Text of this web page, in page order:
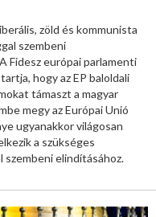
zöld és kommunista
szembeni
Fidesz európai parlamenti
hogy az EP baloldali
támaszt a magyar
megy az Európai Unió
ugyanakkor világosan
a szükséges
szembeni elindításához.